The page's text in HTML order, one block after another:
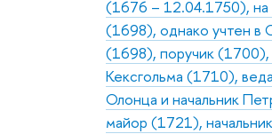
(1676 – 12.04.1750), на
(1698), однако учтен в
(1698), поручик (1700),
Кексгольма (1710),
Олонца и начальник
майор (1721),